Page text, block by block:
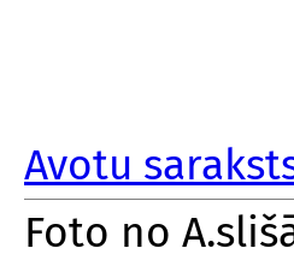
Avotu
Foto no